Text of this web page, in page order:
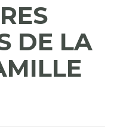
DE LA